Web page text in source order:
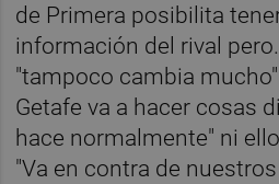
de Primera posibilita
información del rival
"tampoco cambia
Getafe va a hacer cosas
hace normalmente" ni
"Va en contra de